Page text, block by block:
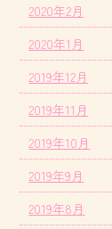
2020年2月
2020年1月
2019年12月
2019年11月
2019年10月
2019年9月
2019年8月